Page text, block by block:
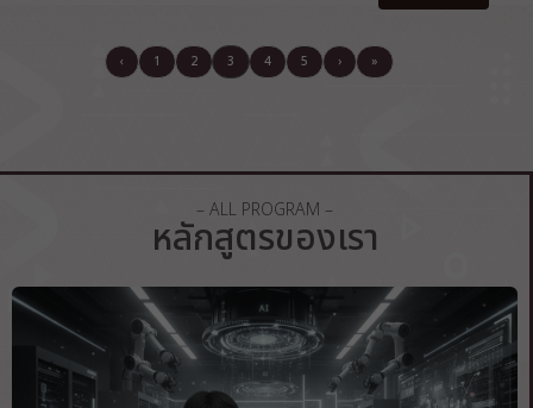
‹ 1 2 3 4 5 › »
– ALL PROGRAM –
หลักสูตรของเรา